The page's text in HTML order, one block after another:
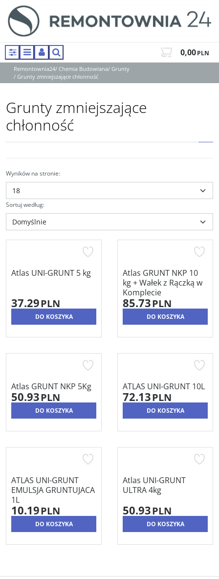
PanelMenuPanelSzukaj 0,00PLN
Remontownia24/ Chemia Budowlana/ Grunty
/ Grunty zmniejszające chłonność
Grunty zmniejszające
chłonność
Wyników na stronie:
Sortuj według:
Atlas UNI-GRUNT 5 kg
37.29PLN
DO KOSZYKA
Atlas GRUNT NKP 10
kg + Wałek z Rączką w
Komplecie
85.73PLN
DO KOSZYKA
Atlas GRUNT NKP 5Kg
50.93PLN
DO KOSZYKA
ATLAS UNI-GRUNT 10L
72.13PLN
DO KOSZYKA
ATLAS UNI-GRUNT
EMULSJA GRUNTUJACA
1L
10.19PLN
DO KOSZYKA
Atlas UNI-GRUNT
ULTRA 4kg
50.93PLN
DO KOSZYKA